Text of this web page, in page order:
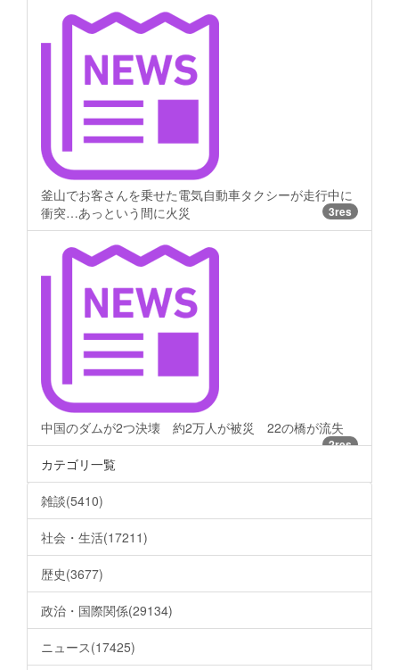
釜山でお客さんを乗せた電気自動車タクシーが走行中に
衝突…あっという間に火災
3res
中国のダムが2つ決壊 約2万人が被災 22の橋が流失
2res
カテゴリ一覧
雑談(5410)
社会・生活(17211)
歴史(3677)
政治・国際関係(29134)
ニュース(17425)